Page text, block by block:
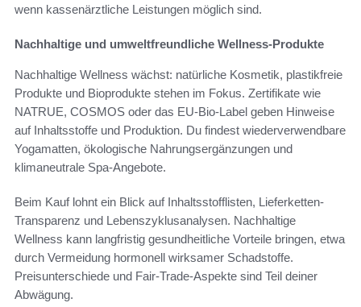
wenn kassenärztliche Leistungen möglich sind.
Nachhaltige und umweltfreundliche Wellness-Produkte
Nachhaltige Wellness wächst: natürliche Kosmetik, plastikfreie
Produkte und Bioprodukte stehen im Fokus. Zertifikate wie
NATRUE, COSMOS oder das EU-Bio-Label geben Hinweise
auf Inhaltsstoffe und Produktion. Du findest wiederverwendbare
Yogamatten, ökologische Nahrungsergänzungen und
klimaneutrale Spa-Angebote.
Beim Kauf lohnt ein Blick auf Inhaltsstofflisten, Lieferketten-
Transparenz und Lebenszyklusanalysen. Nachhaltige
Wellness kann langfristig gesundheitliche Vorteile bringen, etwa
durch Vermeidung hormonell wirksamer Schadstoffe.
Preisunterschiede und Fair-Trade-Aspekte sind Teil deiner
Abwägung.